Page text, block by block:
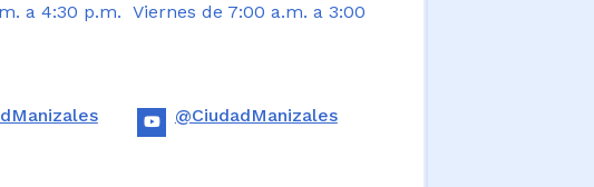
a 4:30 p.m. Viernes de 7:00 a.m. a 3:00
@CiudadManizales